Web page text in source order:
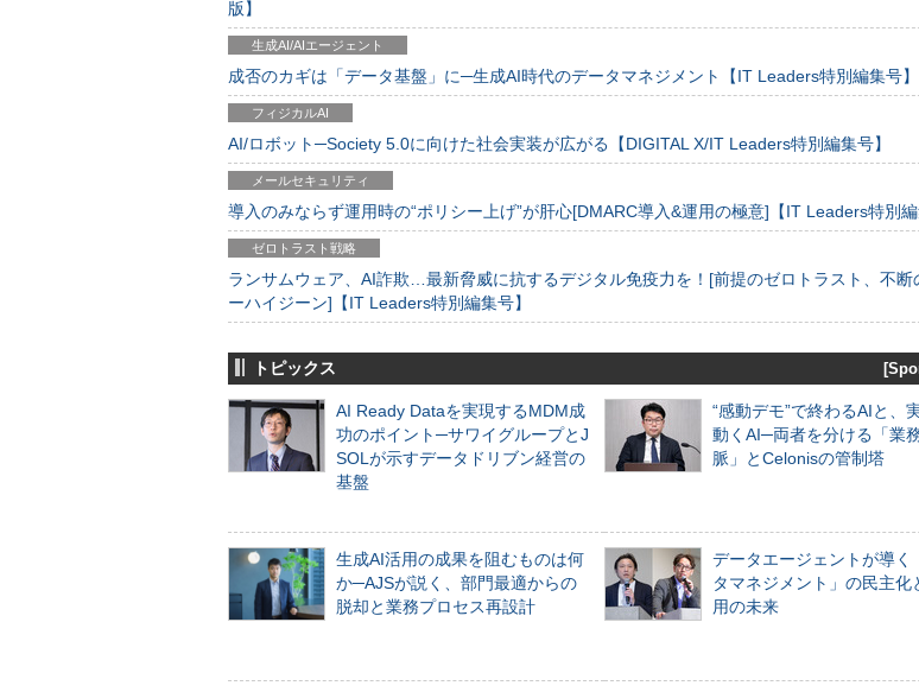
版】
生成AI/AIエージェント
成否のカギは「データ基盤」に─生成AI時代のデータマネジメント【IT Leaders特別編集号】
フィジカルAI
AI/ロボット─Society 5.0に向けた社会実装が広がる【DIGITAL X/IT Leaders特別編集号】
メールセキュリティ
導入のみならず運用時の“ポリシー上げ”が肝心[DMARC導入&運用の極意]【IT Leaders特別編
ゼロトラスト戦略
ランサムウェア、AI詐欺…最新脅威に抗するデジタル免疫力を！[前提のゼロトラスト、不断
ーハイジーン]【IT Leaders特別編集号】
トピックス
AI Ready Dataを実現するMDM成
功のポイント─サワイグループとJ
SOLが示すデータドリブン経営の
基盤
“感動デモ”で終わるAIと、
動くAI─両者を分ける「業
脈」とCelonisの管制塔
生成AI活用の成果を阻むものは何
か─AJSが説く、部門最適からの
脱却と業務プロセス再設計
データエージェントが導く
タマネジメント」の民主化
用の未来